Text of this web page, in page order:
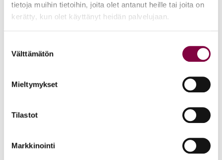
tietoja muihin tietoihin, joita olet antanut heille tai joita on
kerätty, kun olet käyttänyt heidän palvelujaan.
valinta
Välttämätön
Mieltymykset
Tilastot
Markkinointi
Työ- ja virkasuhdeneuvonta palvelee läpi kesän
Akava, SAK ja STTK: Palkkavarmuus vahvistaa